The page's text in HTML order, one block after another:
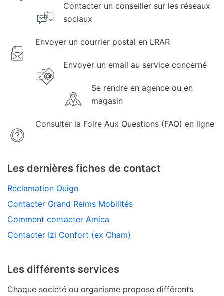
Contacter un conseiller sur les réseaux
sociaux
Envoyer un courrier postal en LRAR
Envoyer un email au service concerné
Se rendre en agence ou en
magasin
Consulter la Foire Aux Questions (FAQ) en ligne
Les dernières fiches de contact
Réclamation Ouigo
Contacter Grand Reims Mobilités
Comment contacter Amica
Contacter Izi Confort (ex Cham)
Les différents services
Chaque société ou organisme propose différents